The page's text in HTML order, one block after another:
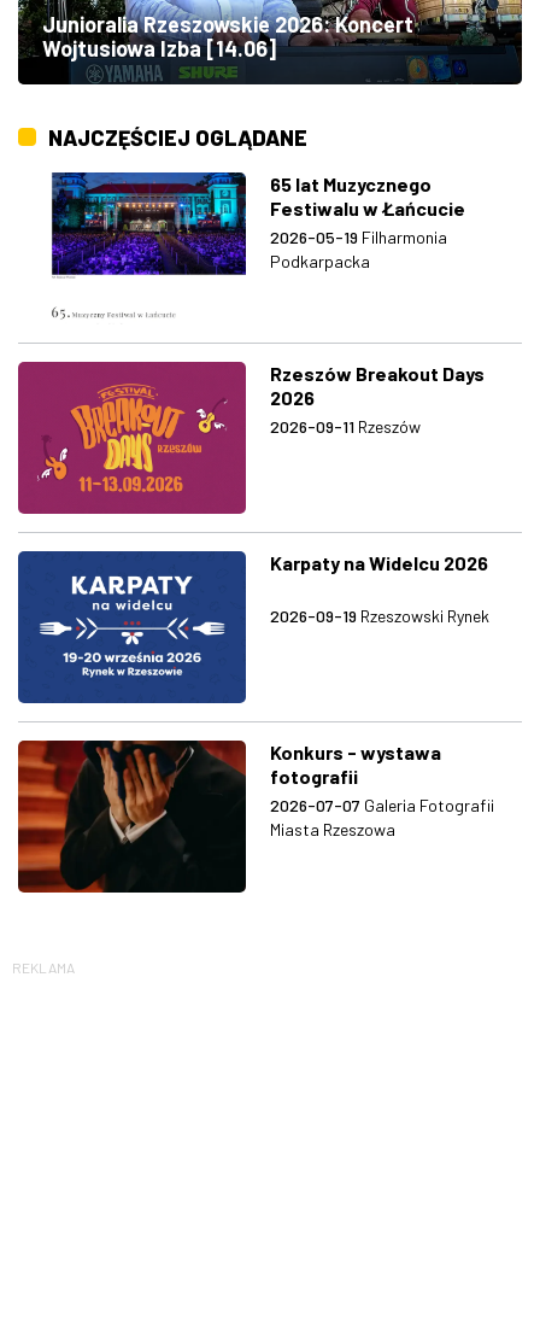
Junioralia Rzeszowskie 2026: Koncert
Wojtusiowa Izba [14.06]
NAJCZĘŚCIEJ OGLĄDANE
65 lat Muzycznego
Festiwalu w Łańcucie
2026-05-19 Filharmonia
Podkarpacka
Rzeszów Breakout Days
2026
2026-09-11 Rzeszów
Karpaty na Widelcu 2026
2026-09-19 Rzeszowski Rynek
Konkurs - wystawa
fotografii
2026-07-07 Galeria Fotografii
Miasta Rzeszowa
REKLAMA